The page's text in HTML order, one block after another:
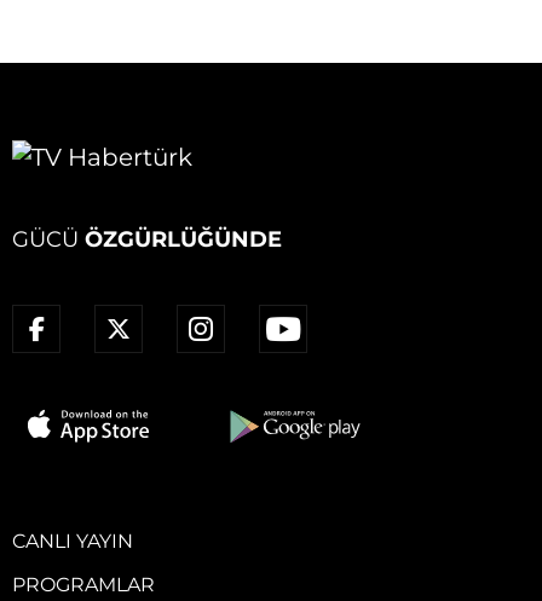
GÜCÜ ÖZGÜRLÜĞÜNDE
CANLI YAYIN
PROGRAMLAR